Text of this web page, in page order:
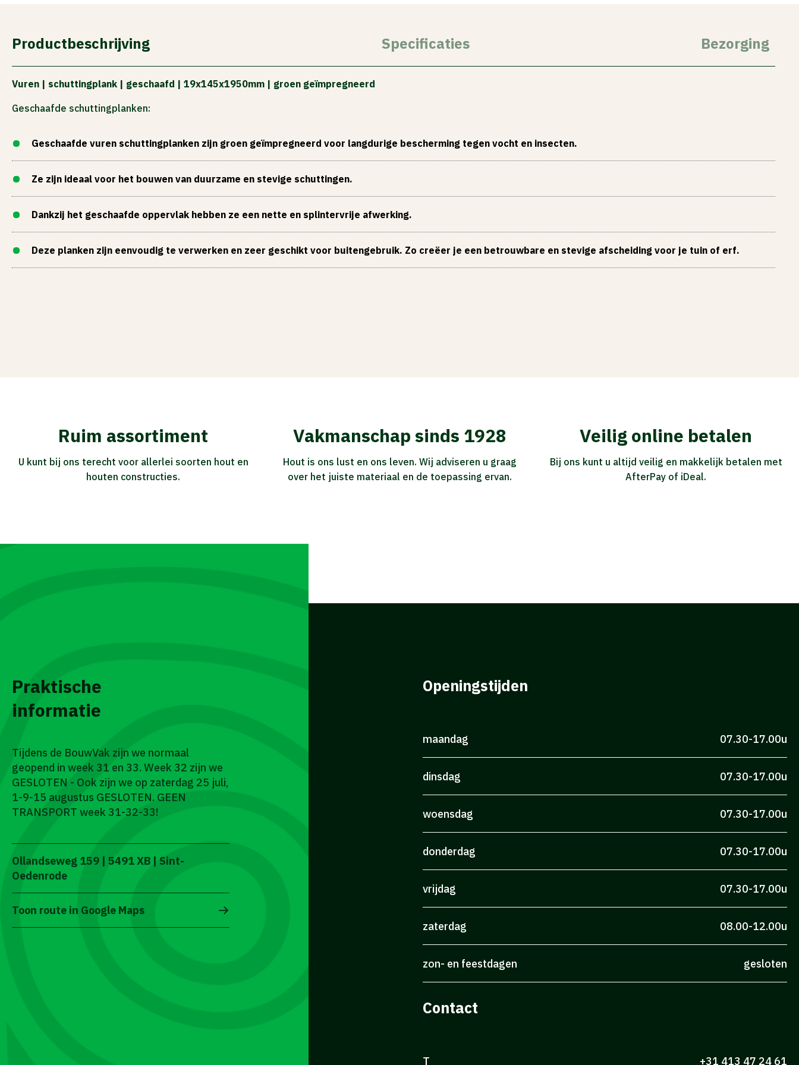
Productbeschrijving Specificaties Bezorging
Vuren | schuttingplank | geschaafd | 19x145x1950mm | groen geïmpregneerd
Geschaafde schuttingplanken:
Geschaafde vuren schuttingplanken zijn groen geïmpregneerd voor langdurige bescherming tegen vocht en insecten.
Ze zijn ideaal voor het bouwen van duurzame en stevige schuttingen.
Dankzij het geschaafde oppervlak hebben ze een nette en splintervrije afwerking.
Deze planken zijn eenvoudig te verwerken en zeer geschikt voor buitengebruik. Zo creëer je een betrouwbare en stevige afscheiding voor je tuin of erf.
Ruim assortiment
U kunt bij ons terecht voor allerlei soorten hout en
houten constructies.
Vakmanschap sinds 1928
Hout is ons lust en ons leven. Wij adviseren u graag
over het juiste materiaal en de toepassing ervan.
Veilig online betalen
Bij ons kunt u altijd veilig en makkelijk betalen met
AfterPay of iDeal.
Praktische
informatie
Tijdens de BouwVak zijn we normaal
geopend in week 31 en 33. Week 32 zijn we
GESLOTEN - Ook zijn we op zaterdag 25 juli,
1-9-15 augustus GESLOTEN. GEEN
TRANSPORT week 31-32-33!
Ollandseweg 159 | 5491 XB | Sint-
Oedenrode
Toon route in Google Maps
Openingstijden
maandag 07.30-17.00u
dinsdag 07.30-17.00u
woensdag 07.30-17.00u
donderdag 07.30-17.00u
vrijdag 07.30-17.00u
zaterdag 08.00-12.00u
zon- en feestdagen gesloten
Contact
T +31 413 47 24 61